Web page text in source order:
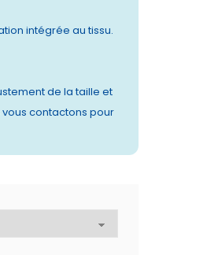
intégrée au tissu.
de la taille et
contactons pour